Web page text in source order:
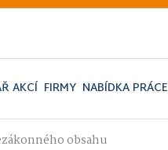
AKCÍ FIRMY NABÍDKA PRÁCE
obsahu